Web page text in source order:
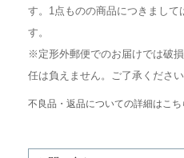
す。1点ものの商品につきまして
す。
※定形外郵便でのお届けでは破
任は負えません。ご了承ください
不良品・返品についての詳細はこち